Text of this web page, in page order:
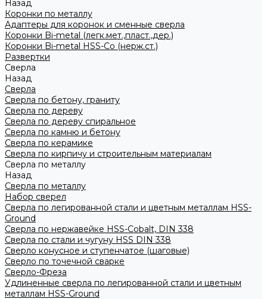
Назад
Коронки по металлу
Адаптеры для коронок и сменные сверла
Коронки Bi-metal (легк.мет.,пласт.,дер.)
Коронки Bi-metal HSS-Co (нерж.ст.)
Развертки
Сверла
Назад
Сверла
Сверла по бетону, граниту
Сверла по дереву
Сверла по дереву спиральное
Сверла по камню и бетону
Сверла по керамике
Сверла по кирпичу и строительным материалам
Сверла по металлу
Назад
Сверла по металлу
Набор сверел
Сверла по легированной стали и цветным металлам HSS-
Ground
Сверла по нержавейке HSS-Cobalt, DIN 338
Сверла по стали и чугуну HSS DIN 338
Сверло конусное и ступенчатое (шаговые)
Сверло по точечной сварке
Сверло-Фреза
Удлиненные сверла по легированной стали и цветным
металлам HSS-Ground